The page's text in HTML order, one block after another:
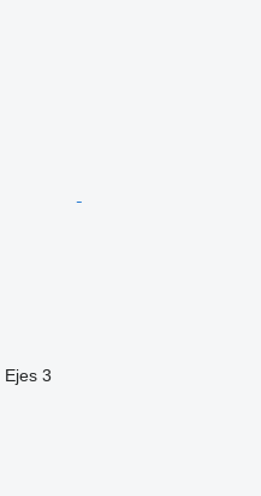
Ejes 3